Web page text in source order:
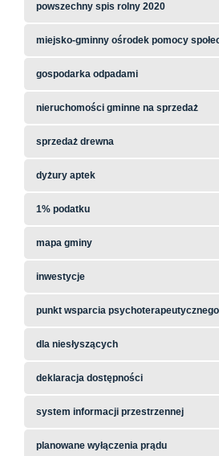
powszechny spis rolny 2020
miejsko-gminny ośrodek pomocy
gospodarka odpadami
nieruchomości gminne na sprzedaż
sprzedaż drewna
dyżury aptek
1% podatku
mapa gminy
inwestycje
punkt wsparcia psychoterapeutycznego
dla niesłyszących
deklaracja dostępności
system informacji przestrzennej
planowane wyłączenia prądu